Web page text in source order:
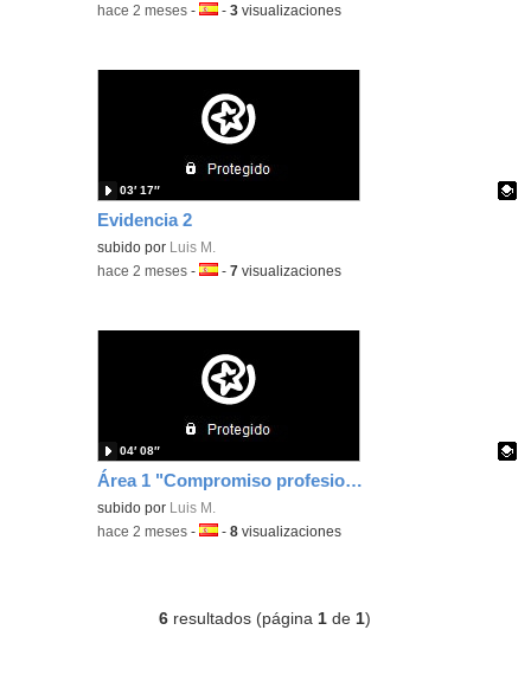
-hace 2 meses -Idioma:
-3 visualizaciones
Evidencia 2
Contenido educativo.
subido por Luis M.
03′ 17″
-hace 2 meses -Idioma:
-7 visualizaciones
Área 1 "Compromiso profesional" Luis Miranda
Contenido educativo.
subido por Luis M.
04′ 08″
-hace 2 meses -Idioma:
-8 visualizaciones
6 resultados (página 1 de 1)